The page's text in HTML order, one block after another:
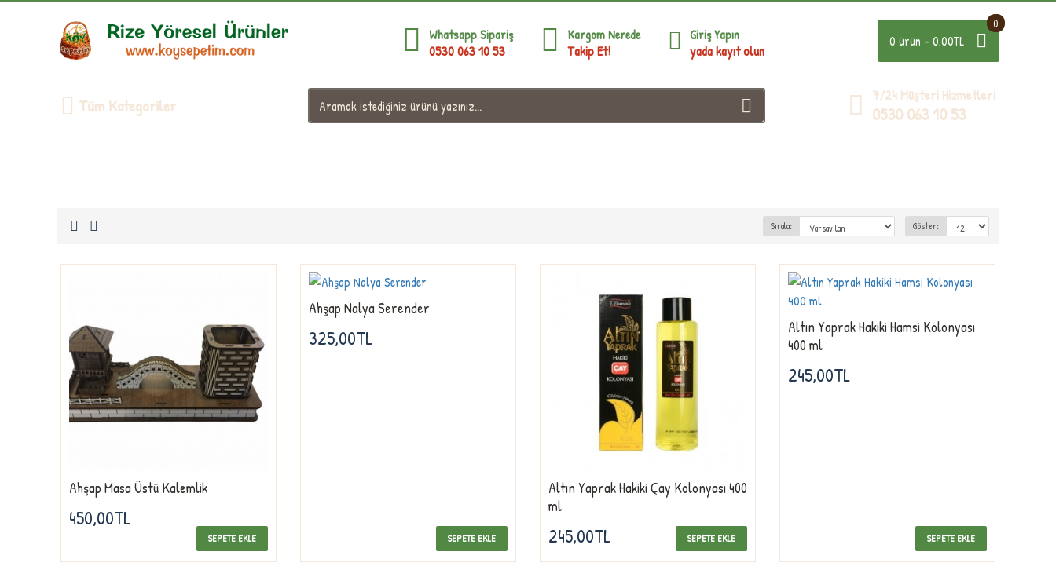
Whatsapp Sipariş
0530 063 10 53
Kargom Nerede
Takip Et!
Giriş Yapın
yada kayıt olun
0 ürün - 0,00TL
0
Tüm Kategoriler
7/24 Müşteri Hizmetleri
0530 063 10 53
Sırala: Göster:
Ahşap Masa Üstü Kalemlik
450,00TL
SEPETE EKLE
Ahşap Nalya Serender
325,00TL
SEPETE EKLE
Altın Yaprak Hakiki Çay Kolonyası 400
ml
245,00TL SEPETE EKLE
Altın Yaprak Hakiki Hamsi Kolonyası
400 ml
245,00TL
SEPETE EKLE